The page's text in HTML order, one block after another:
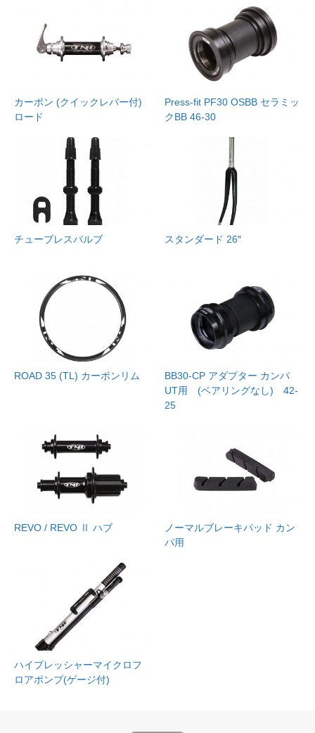
カーボン (クイックレバー付)
ロード
Press-fit PF30 OSBB セラミッ
クBB 46-30
チューブレスバルブ スタンダード 26″
ROAD 35 (TL) カーボンリム
BB30-CP アダプター カンパ
UT用 (ベアリングなし) 42-
25
REVO / REVO Ⅱ ハブ
ノーマルブレーキパッド カン
パ用
ハイプレッシャーマイクロフ
ロアポンプ(ゲージ付)